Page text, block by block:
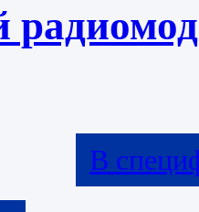
В